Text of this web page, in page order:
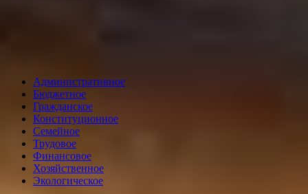
Административное
Бюджетное
Гражданское
Конституционное
Семейное
Трудовое
Финансовое
Хозяйственное
Экологическое